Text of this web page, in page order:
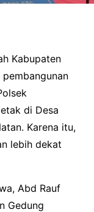
Kabupaten
di Desa
Karena itu,
lebih dekat
Abd Rauf
Gedung